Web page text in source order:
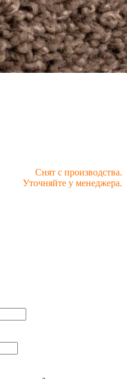
Снят с производства.
Уточняйте у менеджера.